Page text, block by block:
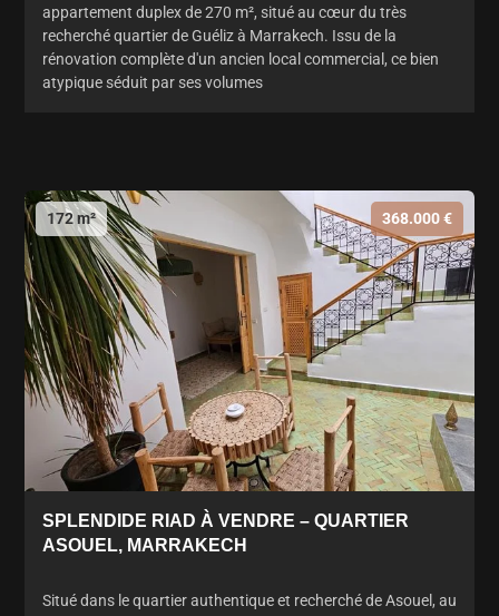
appartement duplex de 270 m², situé au cœur du très
recherché quartier de Guéliz à Marrakech. Issu de la
rénovation complète d'un ancien local commercial, ce bien
atypique séduit par ses volumes
172 m² 368.000 €
SPLENDIDE RIAD À VENDRE – QUARTIER
ASOUEL, MARRAKECH
Situé dans le quartier authentique et recherché de Asouel, au